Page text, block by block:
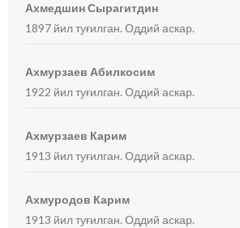
Ахмедшин Сырагитдин
1897 йил туғилган. Оддий аскар.
Ахмурзаев Абилкосим
1922 йил туғилган. Оддий аскар.
Ахмурзаев Карим
1913 йил туғилган. Оддий аскар.
Ахмуродов Карим
1913 йил туғилган. Оддий аскар.